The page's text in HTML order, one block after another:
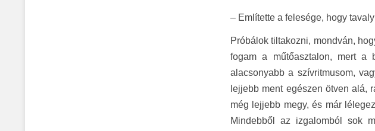
– Említette a felesége, hogy
Próbálok tiltakozni, mondván,
fogam a műtőasztalon, mert a
alacsonyabb a szívritmusom,
lejjebb ment egészen ötven alá,
még lejjebb megy, és már
Mindebből az izgalomból sok